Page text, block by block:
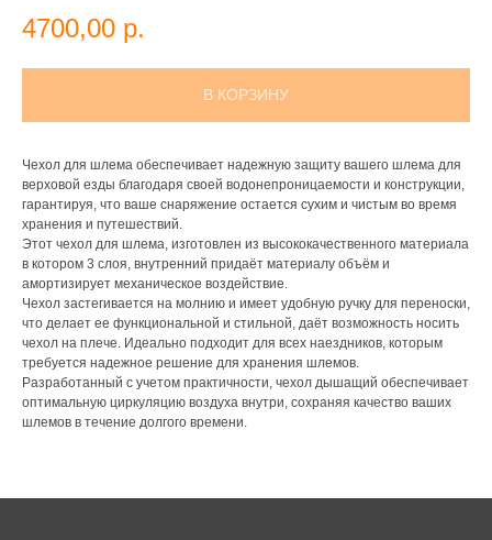
4700,00 р.
В КОРЗИНУ
Чехол для шлема обеспечивает надежную защиту вашего шлема для
верховой езды благодаря своей водонепроницаемости и конструкции,
гарантируя, что ваше снаряжение остается сухим и чистым во время
хранения и путешествий.
Этот чехол для шлема, изготовлен из высококачественного материала
в котором 3 слоя, внутренний придаёт материалу объём и
амортизирует механическое воздействие.
Чехол застегивается на молнию и имеет удобную ручку для переноски,
что делает ее функциональной и стильной, даёт возможность носить
чехол на плече. Идеально подходит для всех наездников, которым
требуется надежное решение для хранения шлемов.
Разработанный с учетом практичности, чехол дышащий обеспечивает
оптимальную циркуляцию воздуха внутри, сохраняя качество ваших
шлемов в течение долгого времени.